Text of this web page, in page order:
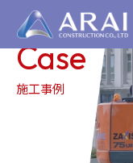
Case
施工事例